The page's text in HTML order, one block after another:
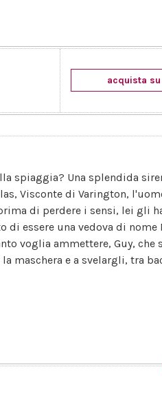
acquista su
spiaggia? Una splendida
Visconte di Varington,
di perdere i sensi, lei gli
di essere una vedova di nome
voglia ammettere, Guy, che
maschera e a svelargli, tra